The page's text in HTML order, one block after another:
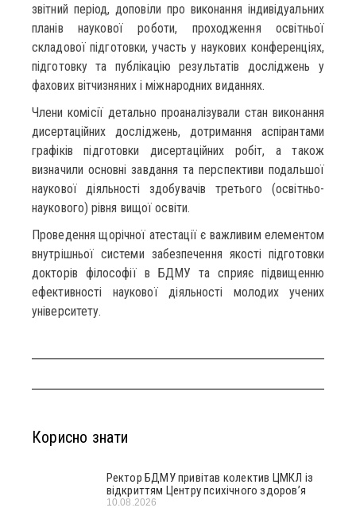
звітний період, доповіли про виконання індивідуальних
планів наукової роботи, проходження освітньої
складової підготовки, участь у наукових конференціях,
підготовку та публікацію результатів досліджень у
фахових вітчизняних і міжнародних виданнях.
Члени комісії детально проаналізували стан виконання
дисертаційних досліджень, дотримання аспірантами
графіків підготовки дисертаційних робіт, а також
визначили основні завдання та перспективи подальшої
наукової діяльності здобувачів третього (освітньо-
наукового) рівня вищої освіти.
Проведення щорічної атестації є важливим елементом
внутрішньої системи забезпечення якості підготовки
докторів філософії в БДМУ та сприяє підвищенню
ефективності наукової діяльності молодих учених
університету.
Корисно знати
Ректор БДМУ привітав колектив ЦМКЛ із
відкриттям Центру психічного здоров’я
10.08.2026